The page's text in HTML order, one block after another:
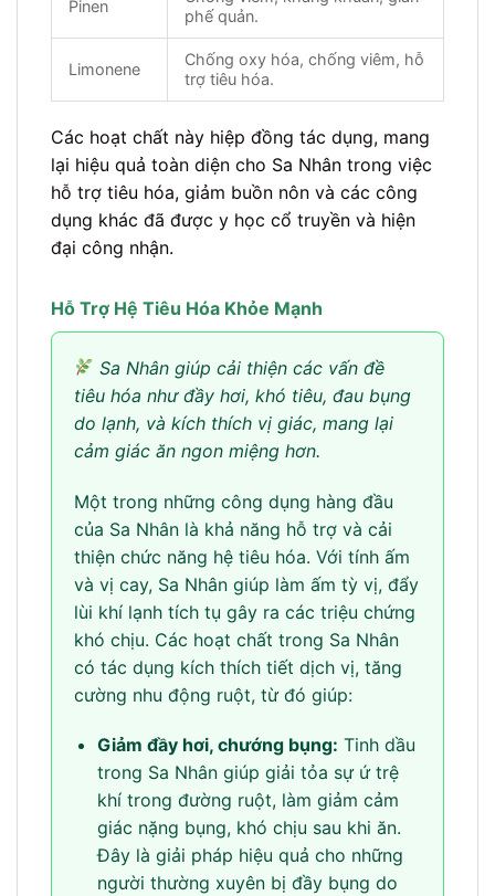
Pinen
phế quản.
Limonene
Chống oxy hóa, chống viêm, hỗ
trợ tiêu hóa.
Các hoạt chất này hiệp đồng tác dụng, mang
lại hiệu quả toàn diện cho Sa Nhân trong việc
hỗ trợ tiêu hóa, giảm buồn nôn và các công
dụng khác đã được y học cổ truyền và hiện
đại công nhận.
Hỗ Trợ Hệ Tiêu Hóa Khỏe Mạnh
Sa Nhân giúp cải thiện các vấn đề
tiêu hóa như đầy hơi, khó tiêu, đau bụng
do lạnh, và kích thích vị giác, mang lại
cảm giác ăn ngon miệng hơn.
Một trong những công dụng hàng đầu
của Sa Nhân là khả năng hỗ trợ và cải
thiện chức năng hệ tiêu hóa. Với tính ấm
và vị cay, Sa Nhân giúp làm ấm tỳ vị, đẩy
lùi khí lạnh tích tụ gây ra các triệu chứng
khó chịu. Các hoạt chất trong Sa Nhân
có tác dụng kích thích tiết dịch vị, tăng
cường nhu động ruột, từ đó giúp:
Giảm đầy hơi, chướng bụng: Tinh dầu
trong Sa Nhân giúp giải tỏa sự ứ trệ
khí trong đường ruột, làm giảm cảm
giác nặng bụng, khó chịu sau khi ăn.
Đây là giải pháp hiệu quả cho những
người thường xuyên bị đầy bụng do